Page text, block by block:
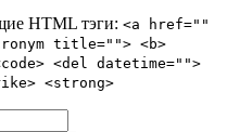
HTML тэги: <a href=""
title=""> <b>
<del datetime="">
<strong>